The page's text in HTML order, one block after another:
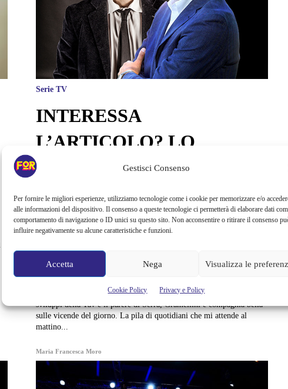
Gestisci Consenso
Per fornire le migliori esperienze, utilizziamo tecnologie come i cookie per memorizzare e/o
alle informazioni del dispositivo. Il consenso a queste tecnologie ci permetterà di elaborare dati
comportamento di navigazione o ID unici su questo sito. Non acconsentire o ritirare il consenso
influire negativamente su alcune caratteristiche e funzioni.
Accetta Nega Visualizza le
Cookie Policy Privacy e Policy
Serie TV
INTERESSA
L’ARTICOLO? LO
SPETTACOLO DI
BOTTURA E BERTOLINO
RENDE LA POLITICA
(QUASI) PIACEVOLE
Il mio lavoro implica che legga tutti i giornali, tutti i giorni. Essere
menadito i deliri di Salvini, i vagheggiamenti di Di Maio, i non-
sviluppi della Tav e il parere di Serra, Gramellini e compagnia bella
sulle vicende del giorno. La pila di quotidiani che mi attende al
mattino...
Maria Francesca Moro